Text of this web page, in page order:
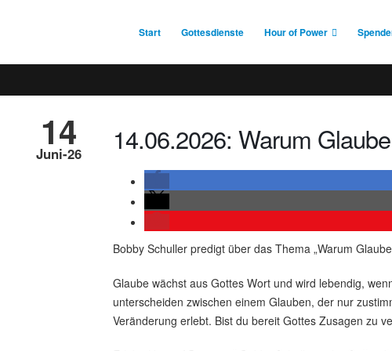
Start Gottesdienste Hour of Power
14
Juni-26 14.06.2026: Warum
Bobby Schuller predigt über das Thema „Warum
Glaube wächst aus Gottes Wort und wird lebendig,
unterscheiden zwischen einem Glauben, der nur
Veränderung erlebt. Bist du bereit Gottes Zusagen zu